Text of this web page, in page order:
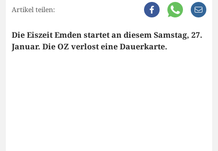
Artikel teilen:
Die Eiszeit Emden startet an diesem Samstag, 27.
Januar. Die OZ verlost eine Dauerkarte.